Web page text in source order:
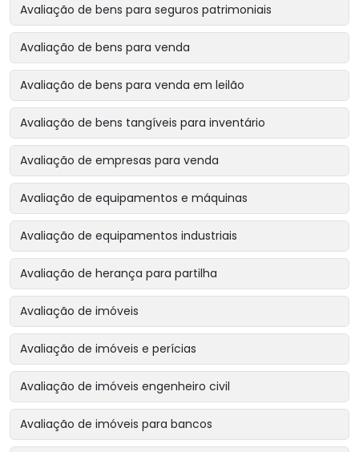
Avaliação de bens para seguros patrimoniais
Avaliação de bens para venda
Avaliação de bens para venda em leilão
Avaliação de bens tangíveis para inventário
Avaliação de empresas para venda
Avaliação de equipamentos e máquinas
Avaliação de equipamentos industriais
Avaliação de herança para partilha
Avaliação de imóveis
Avaliação de imóveis e perícias
Avaliação de imóveis engenheiro civil
Avaliação de imóveis para bancos